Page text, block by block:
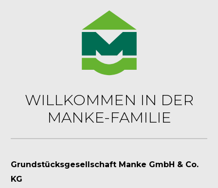
WILLKOMMEN IN DER
MANKE-FAMILIE
Grundstücksgesellschaft Manke GmbH & Co.
KG